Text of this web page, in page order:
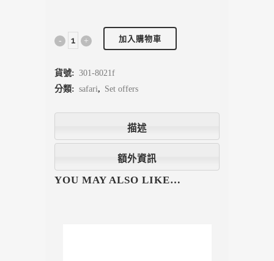
加入購物車
貨號: 301-8021f
分類: safari, Set offers
描述
額外資訊
YOU MAY ALSO LIKE…